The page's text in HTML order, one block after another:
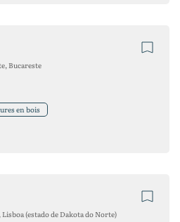
Bucareste
en bois
(estado de Dakota do Norte)